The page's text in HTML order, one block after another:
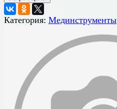
Категория: Мединструменты